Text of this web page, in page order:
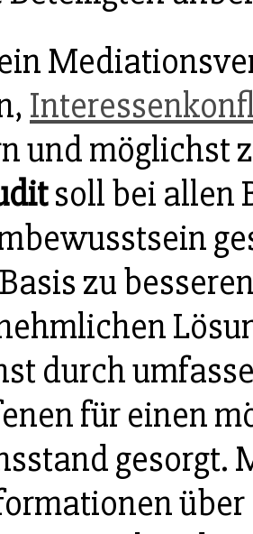
und möglichst
soll bei allen
zu
durch
für einen
gesorgt.